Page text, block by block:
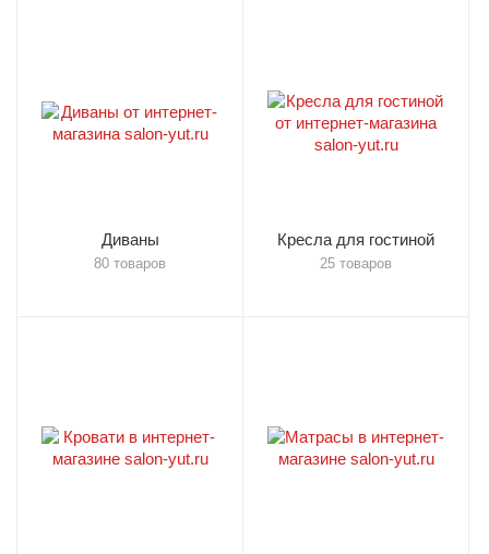
Диваны
80 товаров
Кресла для гостиной
25 товаров